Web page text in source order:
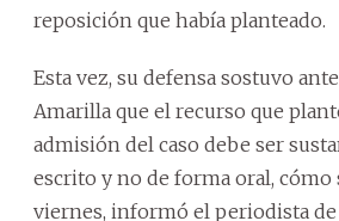
reposición que había planteado.
Esta vez, su defensa sostuvo
Amarilla que el recurso que
admisión del caso debe ser
escrito y no de forma oral, cómo
viernes, informó el periodista de